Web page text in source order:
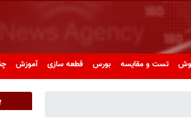
تست و مقایسه بورس قطعه سازی آموزش